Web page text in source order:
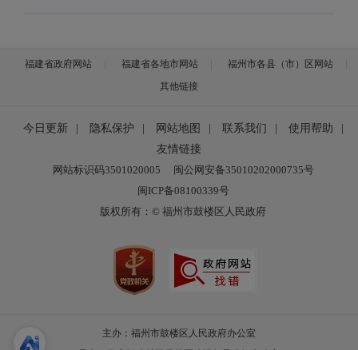
福建省政府网站 福建省各地市网站
福州市各县（市）区网站
其他链接
今日更新 隐私保护 网站地图 联系我们 使用帮助
友情链接
网站标识码3501020005
闽公网安备35010202000735号
闽ICP备08100339号
版权所有：© 福州市鼓楼区人民政府
主办：福州市鼓楼区人民政府办公室